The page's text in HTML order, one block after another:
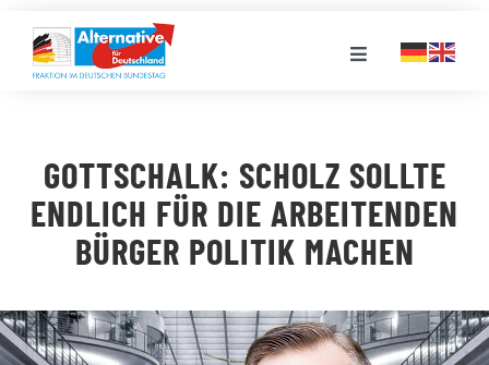
Inhalt
springen
Toggle
LANDESGRUPPEN
VERANSTALTUNGEN
PRESSE
GOTTSCHALK: SCHOLZ SOLLTE
ENDLICH FÜR DIE ARBEITENDEN
BÜRGER POLITIK MACHEN